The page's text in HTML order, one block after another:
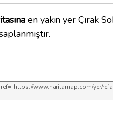
en yakın yer Çırak